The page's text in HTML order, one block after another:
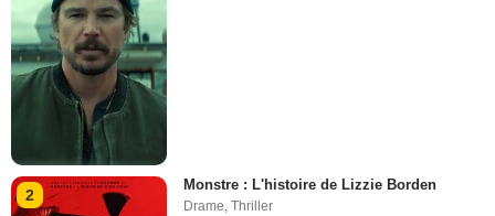
2
Monstre : L'histoire de Lizzie Borden
Drame ,Thriller